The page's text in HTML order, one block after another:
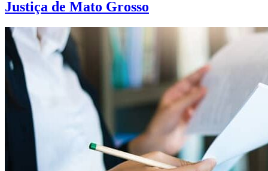
Justiça de Mato Grosso